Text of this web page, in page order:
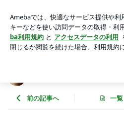
アプリをダウンロードして ブログの
ょう。
前の記事へ 一覧